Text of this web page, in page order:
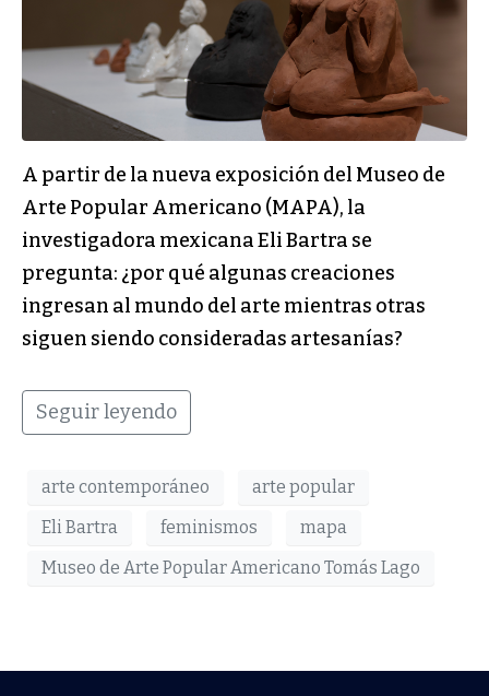
A partir de la nueva exposición del Museo de
Arte Popular Americano (MAPA), la
investigadora mexicana Eli Bartra se
pregunta: ¿por qué algunas creaciones
ingresan al mundo del arte mientras otras
siguen siendo consideradas artesanías?
Seguir leyendo
arte contemporáneo
arte popular
Eli Bartra
feminismos
mapa
Museo de Arte Popular Americano Tomás Lago